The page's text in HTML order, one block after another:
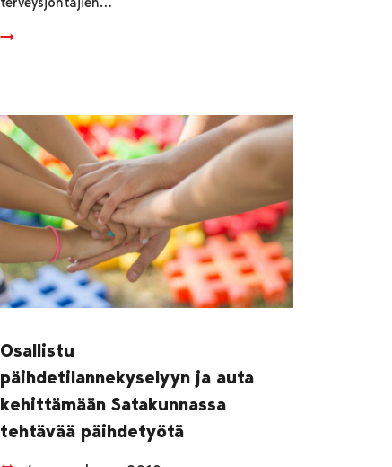
Osallistu
päihdetilannekyselyyn ja auta
kehittämään Satakunnassa
tehtävää päihdetyötä